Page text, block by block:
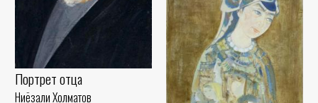
Портрет отца
Ниёзали Холматов